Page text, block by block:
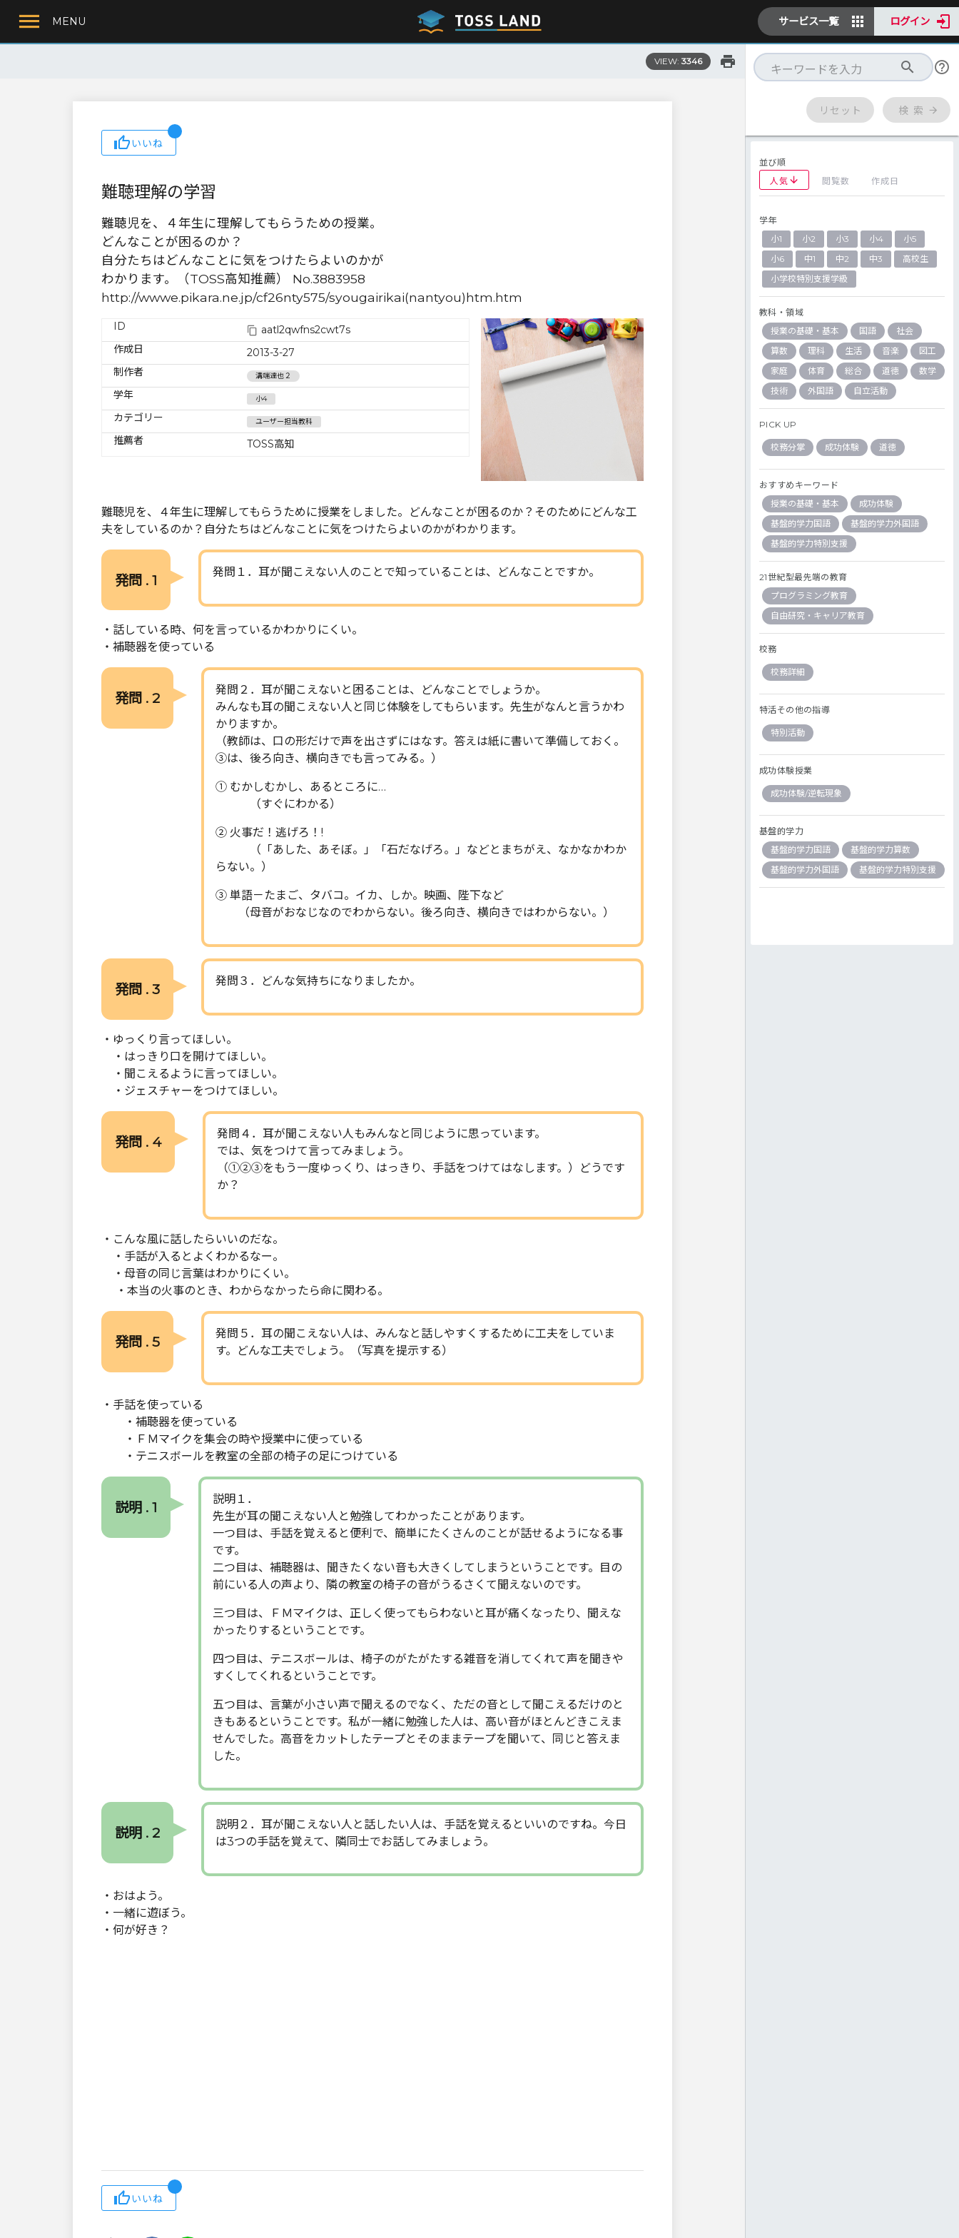
MENU サービス一覧 ログイン
VIEW: 3346
いいね
難聴理解の学習
難聴児を、４年生に理解してもらうための授業。
どんなことが困るのか？
自分たちはどんなことに気をつけたらよいのかが
わかります。（TOSS高知推薦） No.3883958
http://wwwe.pikara.ne.jp/cf26nty575/syougairikai(nantyou)htm.htm
ID
aatl2qwfns2cwt7s
作成日
2013-3-27
制作者
溝端達也２
学年 小4
カテゴリー ユーザー担当教科
推薦者 TOSS高知
難聴児を、４年生に理解してもらうために授業をしました。どんなことが困るのか？そのためにどんな工
夫をしているのか？自分たちはどんなことに気をつけたらよいのかがわかります。
発問 . 1 発問１．耳が聞こえない人のことで知っていることは、どんなことですか。
・話している時、何を言っているかわかりにくい。
・補聴器を使っている
発問 . 2
発問２．耳が聞こえないと困ることは、どんなことでしょうか。
みんなも耳の聞こえない人と同じ体験をしてもらいます。先生がなんと言うかわ
かりますか。
（教師は、口の形だけで声を出さずにはなす。答えは紙に書いて準備しておく。
③は、後ろ向き、横向きでも言ってみる。）
① むかしむかし、あるところに…
（すぐにわかる）
② 火事だ！逃げろ！!
（「あした、あそぼ。」「石だなげろ。」などとまちがえ、なかなかわか
らない。）
③ 単語－たまご、タバコ。イカ、しか。映画、陛下など
（母音がおなじなのでわからない。後ろ向き、横向きではわからない。）
発問 . 3 発問３．どんな気持ちになりましたか。
・ゆっくり言ってほしい。
・はっきり口を開けてほしい。
・聞こえるように言ってほしい。
・ジェスチャーをつけてほしい。
発問 . 4
発問４．耳が聞こえない人もみんなと同じように思っています。
では、気をつけて言ってみましょう。
（①②③をもう一度ゆっくり、はっきり、手話をつけてはなします。）どうです
か？
・こんな風に話したらいいのだな。
・手話が入るとよくわかるなー。
・母音の同じ言葉はわかりにくい。
・本当の火事のとき、わからなかったら命に関わる。
発問 . 5
発問５．耳の聞こえない人は、みんなと話しやすくするために工夫をしていま
す。どんな工夫でしょう。（写真を提示する）
・手話を使っている
・補聴器を使っている
・ＦＭマイクを集会の時や授業中に使っている
・テニスボールを教室の全部の椅子の足につけている
説明 . 1
説明１．
先生が耳の聞こえない人と勉強してわかったことがあります。
一つ目は、手話を覚えると便利で、簡単にたくさんのことが話せるようになる事
です。
二つ目は、補聴器は、聞きたくない音も大きくしてしまうということです。目の
前にいる人の声より、隣の教室の椅子の音がうるさくて聞えないのです。
三つ目は、ＦＭマイクは、正しく使ってもらわないと耳が痛くなったり、聞えな
かったりするということです。
四つ目は、テニスボールは、椅子のがたがたする雑音を消してくれて声を聞きや
すくしてくれるということです。
五つ目は、言葉が小さい声で聞えるのでなく、ただの音として聞こえるだけのと
きもあるということです。私が一緒に勉強した人は、高い音がほとんどきこえま
せんでした。高音をカットしたテープとそのままテープを聞いて、同じと答えま
した。
説明 . 2
説明２．耳が聞こえない人と話したい人は、手話を覚えるといいのですね。今日
は3つの手話を覚えて、隣同士でお話してみましょう。
・おはよう。
・一緒に遊ぼう。
・何が好き？
いいね
リセット 検 索
並び順
人気
閲覧数 作成日
学年
小1
小2 小3 小4
小5
小6
中1 中2 中3
高校生
小学校特別支援学級
教科・領域
授業の基礎・基本
国語
社会
算数
理科 生活 音楽
図工
家庭
体育 総合 道徳
数学
技術
外国語 自立活動
PICK UP
校務分掌 成功体験 道徳
おすすめキーワード
授業の基礎・基本
成功体験
基盤的学力国語
基盤的学力外国語
基盤的学力特別支援
21世紀型最先端の教育
プログラミング教育
自由研究・キャリア教育
校務
校務詳細
特活その他の指導
特別活動
成功体験授業
成功体験/逆転現象
基盤的学力
基盤的学力国語
基盤的学力算数
基盤的学力外国語
基盤的学力特別支援